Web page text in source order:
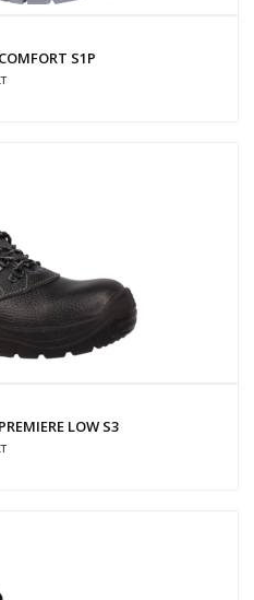
S1P
LOW S3